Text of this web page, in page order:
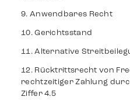
Anwendbares Recht
Gerichtsstand
Alternative
Rücktrittsrecht von
rechtzeitiger Zahlung
Ziffer 4.5